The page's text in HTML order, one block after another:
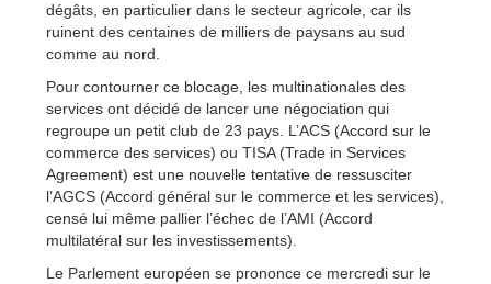
dégâts, en particulier dans le secteur agricole, car ils
ruinent des centaines de milliers de paysans au sud
comme au nord.
Pour contourner ce blocage, les multinationales des
services ont décidé de lancer une négociation qui
regroupe un petit club de 23 pays. L’ACS (Accord sur le
commerce des services) ou TISA (Trade in Services
Agreement) est une nouvelle tentative de ressusciter
l’AGCS (Accord général sur le commerce et les services),
censé lui même pallier l’échec de l’AMI (Accord
multilatéral sur les investissements).
Le Parlement européen se prononce ce mercredi sur le